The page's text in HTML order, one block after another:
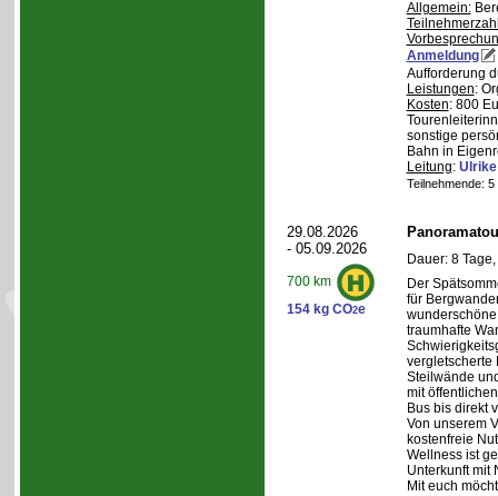
Allgemein:
Anmeldung
Aufforderung
Leistungen:
Kosten: 800
sonstige
Bahn in
Leitung:
Teilnehmende:
29.08.2026
- 05.09.2026
700 km
154 kg CO2e
Dauer: 8
Der
für
traumhafte
vergletscherte
Steilwände
mit
Bus bis direkt
Von unserem
kostenfreie
Wellness ist
Unterkunft mit
Mit euch